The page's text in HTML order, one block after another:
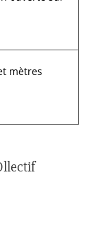
mètres